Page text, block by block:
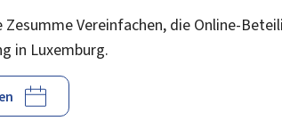
Zesumme Vereinfachen, die Online-
in Luxemburg.